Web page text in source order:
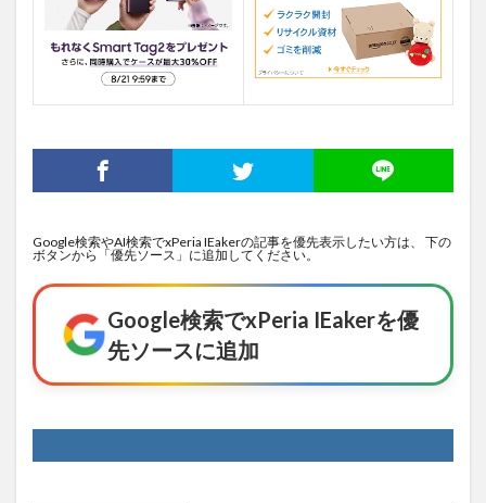
Google検索やAI検索でxPeria IEakerの記事を優先表示したい方は、 下の
ボタンから「優先ソース」に追加してください。
Google検索でxPeria IEakerを優
先ソースに追加